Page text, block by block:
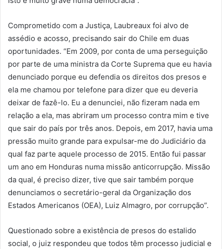
Comprometido com a Justiça, Laubreaux foi alvo de
assédio e acosso, precisando sair do Chile em duas
oportunidades. “Em 2009, por conta de uma perseguição
por parte de uma ministra da Corte Suprema que eu havia
denunciado porque eu defendia os direitos dos presos e
ela me chamou por telefone para dizer que eu deveria
deixar de fazê-lo. Eu a denunciei, não fizeram nada em
relação a ela, mas abriram um processo contra mim e tive
que sair do país por três anos. Depois, em 2017, havia uma
pressão muito grande para expulsar-me do Judiciário da
qual faz parte aquele processo de 2015. Então fui passar
um ano em Honduras numa missão anticorrupção. Missão
da qual, é preciso dizer, tive que sair também porque
denunciamos o secretário-geral da Organização dos
Estados Americanos (OEA), Luiz Almagro, por corrupção”.
Questionado sobre a existência de presos do estalido
social, o juiz respondeu que todos têm processo judicial e